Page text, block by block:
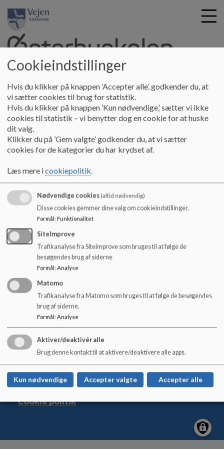
i
Østerbyskolen
Om skolen Skolebestyrelsen
Referater Skolebestyrelsen
Referat 27-01-2025
Referat 27-01-2025
Referat 27-01-2025
Dokumenter
Referat 27-01-2025
Østerbyskolen
Nygade 17, 6600 Vejen
osterbyskolen@vejen.dk
+45 79 96 56 00
5798005403906
Tilgængelighedserklæring
Sitemap
Cookie politik
Cookieindstillinger
Hvis du klikker på knappen ’Accepter alle’, godkender du, at
vi sætter cookies til brug for statistik.
Hvis du klikker på knappen ’Kun nødvendige,’ sætter vi ikke
cookies til statistik – vi benytter dog en cookie for at huske
dit valg.
Klikker du på ’Gem valgte’ godkender du, at vi sætter
cookies for de kategorier du har krydset af.
Læs mere icookiepolitik.
Nødvendige cookies(altid nødvendig)
Disse cookies gemmer dine valg om cookieindstillinger.
Formål: Funktionalitet
SiteImprove
Trafikanalyse fra Siteimprove som bruges til at følge de
besøgendes brug af siderne
Formål: Analyse
Matomo
Trafikanalyse fra Matomo som bruges til at følge de besøgendes
brug af siderne.
Formål: Analyse
Aktiver/deaktivér alle
Brug denne kontakt til at aktivere/deaktivere alle apps.
Kun nødvendige Accepter valgte Accepter alle